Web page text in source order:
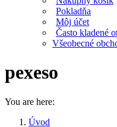
Pokladňa
Môj účet
Často kladené
Všeobecné
pexeso
You are here:
Úvod